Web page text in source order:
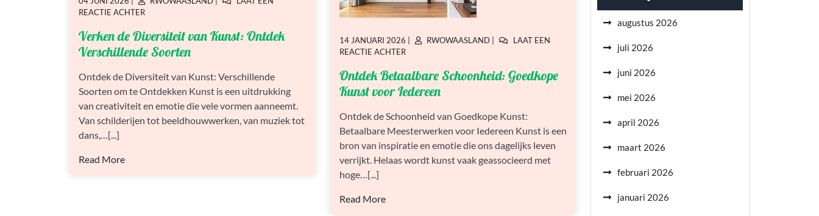
OP
OP
REACTIE ACHTEROP
DE
DIVERSITEIT
VAN
ONTDEK
VERSCHILLENDE
SOORTEN
Verken de Diversiteit van Kunst: Ontdek
Verschillende Soorten
Ontdek de Diversiteit van Kunst: Verschillende
Soorten om te Ontdekken Kunst is een uitdrukking
van creativiteit en emotie die vele vormen aanneemt.
Van schilderijen tot beeldhouwwerken, van muziek tot
dans,…[...]
Read More
GEPLAATST
OP
14 JANUARI 2026
GEPLAATST
RWOWAASLAND|
LAAT EEN
REACTIE ACHTEROP
BETAALBARE
SCHOONHEID:
GOEDKOPE
VOOR
IEDEREEN
Ontdek Betaalbare Schoonheid: Goedkope
Kunst voor Iedereen
Ontdek de Schoonheid van Goedkope Kunst:
Betaalbare Meesterwerken voor Iedereen Kunst is een
bron van inspiratie en emotie die ons dagelijks leven
verrijkt. Helaas wordt kunst vaak geassocieerd met
hoge…[...]
Read More
augustus 2026
juli 2026
juni 2026
mei 2026
april 2026
maart 2026
februari 2026
januari 2026